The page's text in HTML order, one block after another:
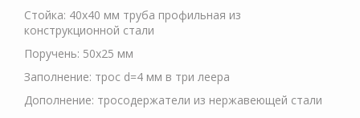
Стойка: 40х40 мм труба профильная из
конструкционной стали
Поручень: 50х25 мм
Заполнение: трос d=4 мм в три леера
Дополнение: тросодержатели из нержавеющей стали